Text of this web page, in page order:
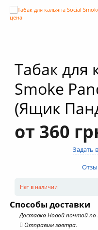
Условия опта
Табак для
Smoke
(Ящик
от 360
Задать
Нет в наличии
Способы доставки
Доставка Новой почтой по
Отправим завтра.